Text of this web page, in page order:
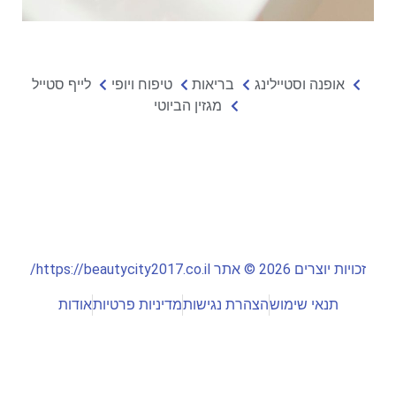
אופנה וסטיילינג בריאות טיפוח ויופי
לייף סטייל
מגזין הביוטי
זכויות יוצרים 2026 © אתר https://beautycity2017.co.il/
תנאי שימושהצהרת נגישותמדיניות פרטיותאודות